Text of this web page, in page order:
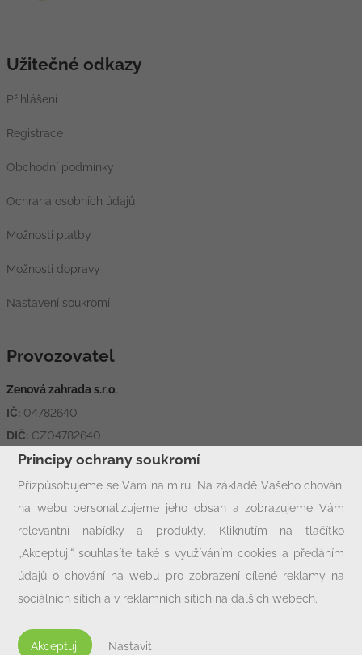
Užitečné odkazy
Přihlášení
Registrace
Obchodní podmínky
Ochrana osobních údajů
Možnosti platby
Možnosti dopravy
Nastavení soukromí
Provozovatel
Zenová zahrada s.r.o.
IČ: 04782640
DIČ: CZ04782640
Adresa:Hornická 1426, 431 11 Jirkov
Rychlý kontakt
info@zcjirkov.cz
+420 602 33 77 00
Principy ochrany soukromí
Přizpůsobujeme se Vám na míru. Na základě Vašeho chování
na webu personalizujeme jeho obsah a zobrazujeme Vám
relevantní nabídky a produkty. Kliknutím na tlačítko
„Akceptuji“ souhlasíte také s využíváním cookies a předáním
údajů o chování na webu pro zobrazení cílené reklamy na
sociálních sítích a v reklamních sítích na dalších webech.
nebo kdykoli vypnout po kliknutí na tlačítko „Nastavit“.
Akceptuji Nastavit